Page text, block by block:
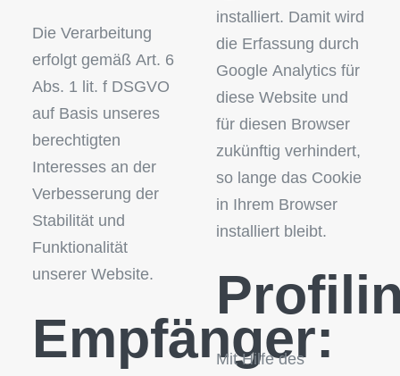
Die Verarbeitung
erfolgt gemäß Art. 6
Abs. 1 lit. f DSGVO
auf Basis unseres
berechtigten
Interesses an der
Verbesserung der
Stabilität und
Funktionalität
unserer Website.
Empfänger:
installiert. Damit wird
die Erfassung durch
Google Analytics für
diese Website und
für diesen Browser
zukünftig verhindert,
so lange das Cookie
in Ihrem Browser
installiert bleibt.
Mit Hilfe des